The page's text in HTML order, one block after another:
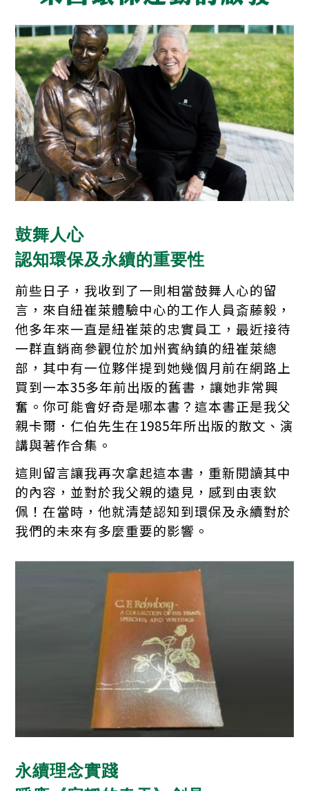
鼓舞人心
認知環保及永續的重要性
前些日子，我收到了一則相當鼓舞人心的留
言，來自紐崔萊體驗中心的工作人員斎藤毅，
他多年來一直是紐崔萊的忠實員工，最近接待
一群直銷商參觀位於加州賓納鎮的紐崔萊總
部，其中有一位夥伴提到她幾個月前在網路上
買到一本35多年前出版的舊書，讓她非常興
奮。你可能會好奇是哪本書？這本書正是我父
親卡爾．仁伯先生在1985年所出版的散文、演
講與著作合集。
這則留言讓我再次拿起這本書，重新閱讀其中
的內容，並對於我父親的遠見，感到由衷欽
佩！在當時，他就清楚認知到環保及永續對於
我們的未來有多麼重要的影響。
永續理念實踐